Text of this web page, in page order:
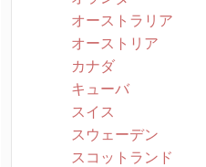
オーストラリア
オーストリア
カナダ
キューバ
スイス
スウェーデン
スコットランド